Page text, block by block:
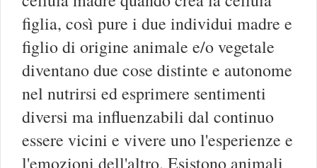
figlia, così pure i due individui madre e
figlio di origine animale e/o vegetale
diventano due cose distinte e autonome
nel nutrirsi ed esprimere sentimenti
diversi ma influenzabili dal continuo
essere vicini e vivere uno l'esperienze e
l'emozioni dell'altro. Esistono animali